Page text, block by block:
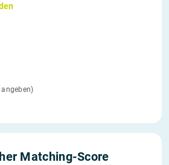
Matching-Score